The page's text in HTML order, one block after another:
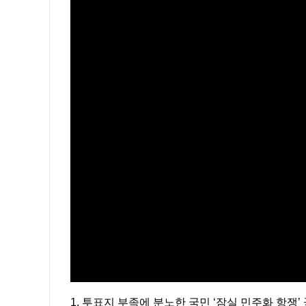
1. 투표지 부족에 분노한 국민 ‘잠실 민주화 항쟁’